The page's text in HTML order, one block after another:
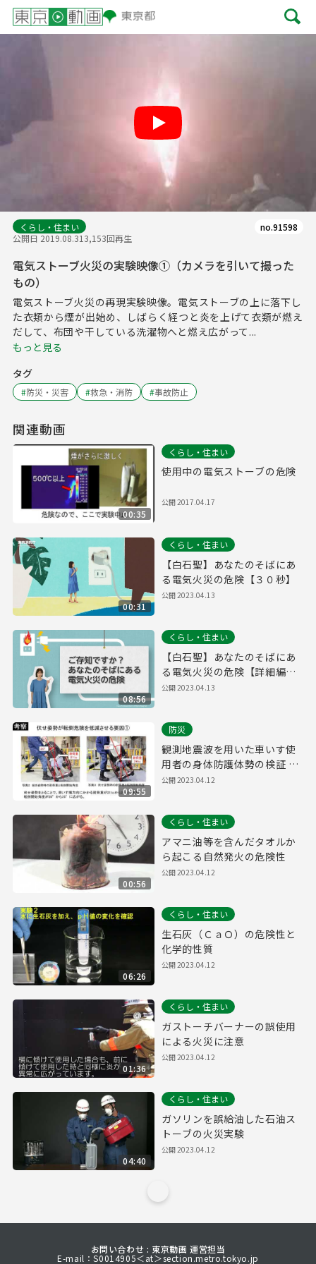
Play
くらし・住まい
公開日 2019.08.313,153回再生
no.91598
電気ストーブ火災の実験映像①（カメラを引いて撮った
もの）
電気ストーブ火災の再現実験映像。電気ストーブの上に落下し
た衣類から煙が出始め、しばらく経つと炎を上げて衣類が燃え
だして、布団や干している洗濯物へと燃え広がって...
もっと見る
タグ
#防災・災害 #救急・消防 #事故防止
関連動画
00:35
くらし・住まい
使用中の電気ストーブの危険
公開2017.04.17
00:31
くらし・住まい
【白石聖】あなたのそばにあ
る電気火災の危険【３０秒】
公開2023.04.13
08:56
くらし・住まい
【白石聖】あなたのそばにあ
る電気火災の危険【詳細編９
分】
公開2023.04.13
09:55
防災
観測地震波を用いた車いす使
用者の身体防護体勢の検証 消
防技術課
公開2023.04.12
00:56
くらし・住まい
アマニ油等を含んだタオルか
ら起こる自然発火の危険性
公開2023.04.12
06:26
くらし・住まい
生石灰（ＣａＯ）の危険性と
化学的性質
公開2023.04.12
01:36
くらし・住まい
ガストーチバーナーの誤使用
による火災に注意
公開2023.04.12
04:40
くらし・住まい
ガソリンを誤給油した石油ス
トーブの火災実験
公開2023.04.12
お問い合わせ : 東京動画 運営担当
E-mail：S0014905＜at＞section.metro.tokyo.jp